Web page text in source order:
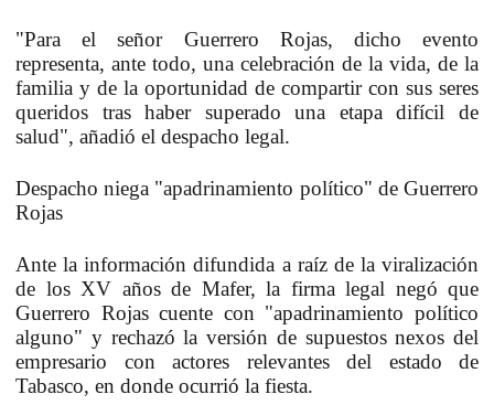
"Para el señor Guerrero Rojas, dicho evento
representa, ante todo, una celebración de la vida, de la
familia y de la oportunidad de compartir con sus seres
queridos tras haber superado una etapa difícil de
salud", añadió el despacho legal.
Despacho niega "apadrinamiento político" de Guerrero
Rojas
Ante la información difundida a raíz de la viralización
de los XV años de Mafer, la firma legal negó que
Guerrero Rojas cuente con "apadrinamiento político
alguno" y rechazó la versión de supuestos nexos del
empresario con actores relevantes del estado de
Tabasco, en donde ocurrió la fiesta.